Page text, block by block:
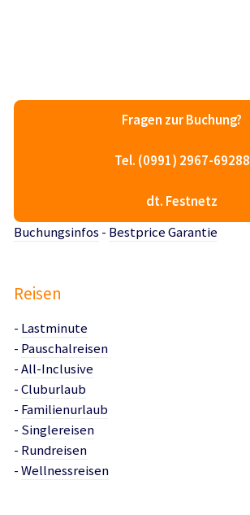
Fragen zur Buchung?
Tel. (0991) 2967-69288
dt. Festnetz
Buchungsinfos - Bestprice Garantie
Reisen
- Lastminute
- Pauschalreisen
-All-Inclusive
-Cluburlaub
- Familienurlaub
- Singlereisen
- Rundreisen
-Wellnessreisen